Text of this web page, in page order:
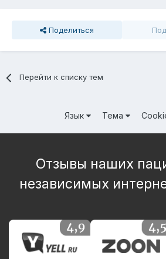
Поделиться
Перейти к списку тем
Язык Тема
Отзывы наших
независимых